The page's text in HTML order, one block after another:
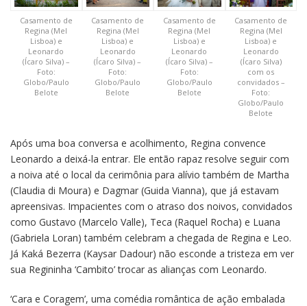
Casamento de
Regina (Mel
Lisboa) e
Leonardo
(Ícaro Silva) –
Foto:
Globo/Paulo
Belote
Casamento de
Regina (Mel
Lisboa) e
Leonardo
(Ícaro Silva) –
Foto:
Globo/Paulo
Belote
Casamento de
Regina (Mel
Lisboa) e
Leonardo
(Ícaro Silva) –
Foto:
Globo/Paulo
Belote
Casamento de
Regina (Mel
Lisboa) e
Leonardo
(Ícaro Silva)
com os
convidados –
Foto:
Globo/Paulo
Belote
Após uma boa conversa e acolhimento, Regina convence
Leonardo a deixá-la entrar. Ele então rapaz resolve seguir com
a noiva até o local da cerimônia para alívio também de Martha
(Claudia di Moura) e Dagmar (Guida Vianna), que já estavam
apreensivas. Impacientes com o atraso dos noivos, convidados
como Gustavo (Marcelo Valle), Teca (Raquel Rocha) e Luana
(Gabriela Loran) também celebram a chegada de Regina e Leo.
Já Kaká Bezerra (Kaysar Dadour) não esconde a tristeza em ver
sua Regininha ‘Cambito’ trocar as alianças com Leonardo.
‘Cara e Coragem’, uma comédia romântica de ação embalada